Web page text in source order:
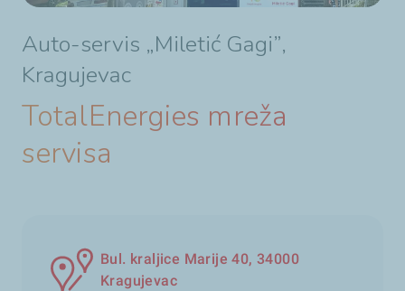
TotalEnergies mreža
servisa
Auto-servis „Miletić Gagi”,
Kragujevac
Bul. kraljice Marije 40, 34000
Kragujevac